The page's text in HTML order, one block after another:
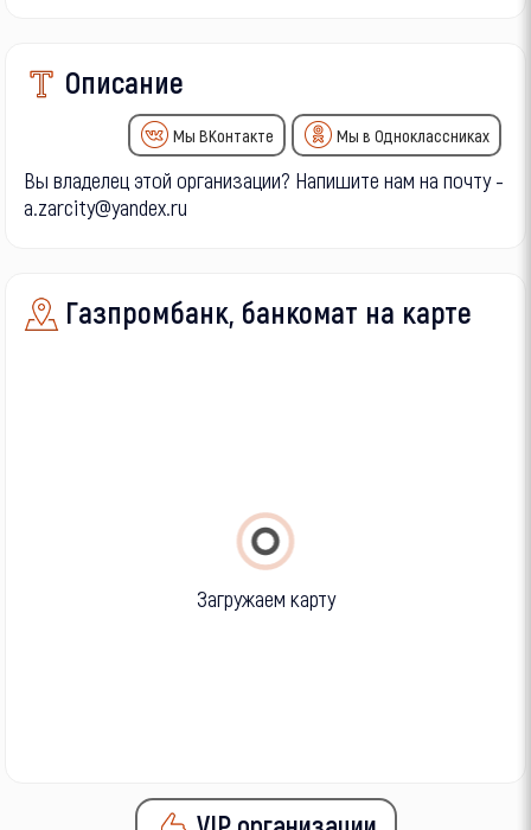
Описание
Мы ВКонтакте Мы в Одноклассниках
Вы владелец этой организации? Напишите нам на почту -
a.zarcity@yandex.ru
Газпромбанк, банкомат на карте
Загружаем карту